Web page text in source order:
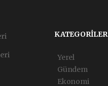
KATEGORİLER
Yerel
Gündem
Ekonomi